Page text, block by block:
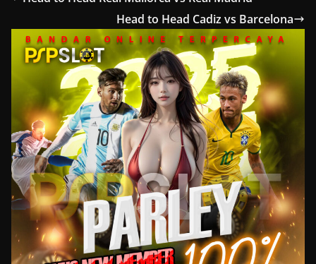
Head to Head Cadiz vs Barcelona